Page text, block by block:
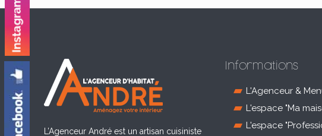
L’Agenceur André est un artisan cuisiniste
Informations
L'Agenceur &
L'espace "Ma
L'espace